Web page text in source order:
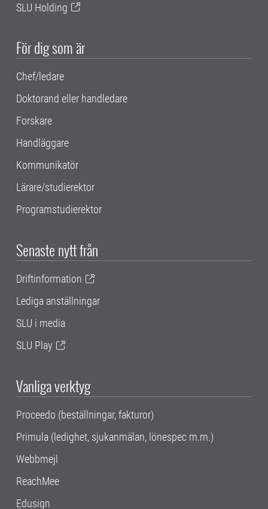
SLU Holding
För dig som är
Chef/ledare
Doktorand eller handledare
Forskare
Handläggare
Kommunikatör
Lärare/studierektor
Programstudierektor
Senaste nytt från
Driftinformation
Lediga anställningar
SLU i media
SLU Play
Vanliga verktyg
Proceedo (beställningar, fakturor)
Primula (ledighet, sjukanmälan, lönespec m.m.)
Webbmejl
ReachMee
Edusign